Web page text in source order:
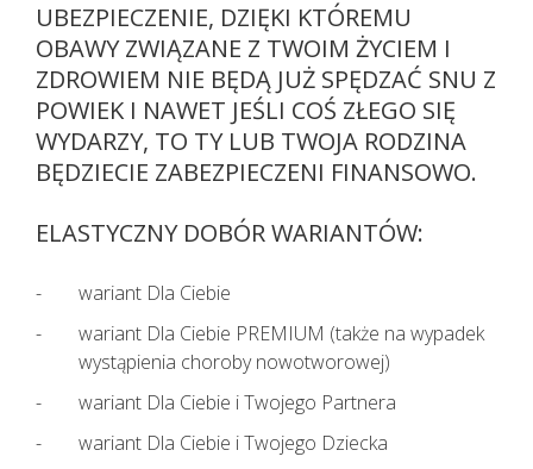
podejrzani o zakażenie
UBEZPIECZENIE, DZIĘKI KTÓREMU
OBAWY ZWIĄZANE Z TWOIM ŻYCIEM I
ZDROWIEM NIE BĘDĄ JUŻ SPĘDZAĆ SNU Z
POWIEK I NAWET JEŚLI COŚ ZŁEGO SIĘ
WYDARZY, TO TY LUB TWOJA RODZINA
BĘDZIECIE ZABEZPIECZENI FINANSOWO.
ELASTYCZNY DOBÓR WARIANTÓW:
wariant Dla Ciebie
wariant Dla Ciebie PREMIUM (także na wypadek
wystąpienia choroby nowotworowej)
wariant Dla Ciebie i Twojego Partnera
wariant Dla Ciebie i Twojego Dziecka